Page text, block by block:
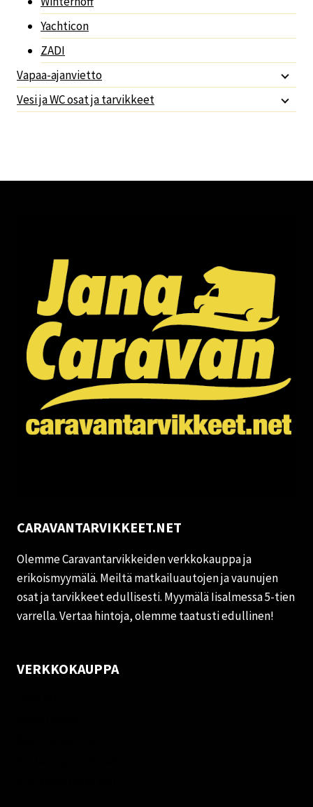
Yachticon
ZADI
Vapaa-ajanvietto
Vesi ja WC osat ja tarvikkeet
CARAVANTARVIKKEET.NET
Olemme Caravantarvikkeiden verkkokauppa ja
erikoismyymälä. Meiltä matkailuautojen ja vaunujen
osat ja tarvikkeet edullisesti. Myymälä Iisalmessa 5-tien
varrella. Vertaa hintoja, olemme taatusti edullinen!
VERKKOKAUPPA